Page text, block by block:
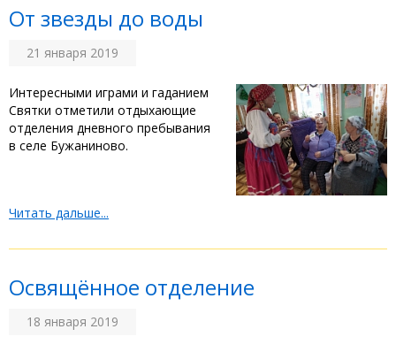
От звезды до воды
21 января 2019
Интересными играми и гаданием
Святки отметили отдыхающие
отделения дневного пребывания
в селе Бужаниново.
Читать дальше...
Освящённое отделение
18 января 2019